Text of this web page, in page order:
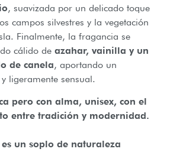
, suavizada por un delicado toque
campos silvestres y la vegetación
Finalmente, la fragancia se
cálido de azahar, vainilla y un
de canela, aportando un
ligeramente sensual.
pero con alma, unisex, con el
entre tradición y modernidad.
un soplo de naturaleza